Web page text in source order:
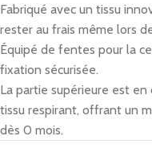
Fabriqué avec un tissu
rester au frais même lors
Équipé de fentes pour la
fixation sécurisée.
La partie supérieure est
tissu respirant, offrant un
dès 0 mois.